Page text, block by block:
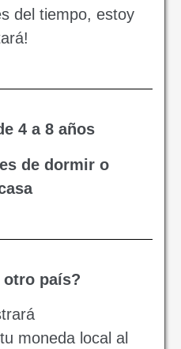
del tiempo, estoy
4 a 8 años
de dormir o
otro país?
moneda local al